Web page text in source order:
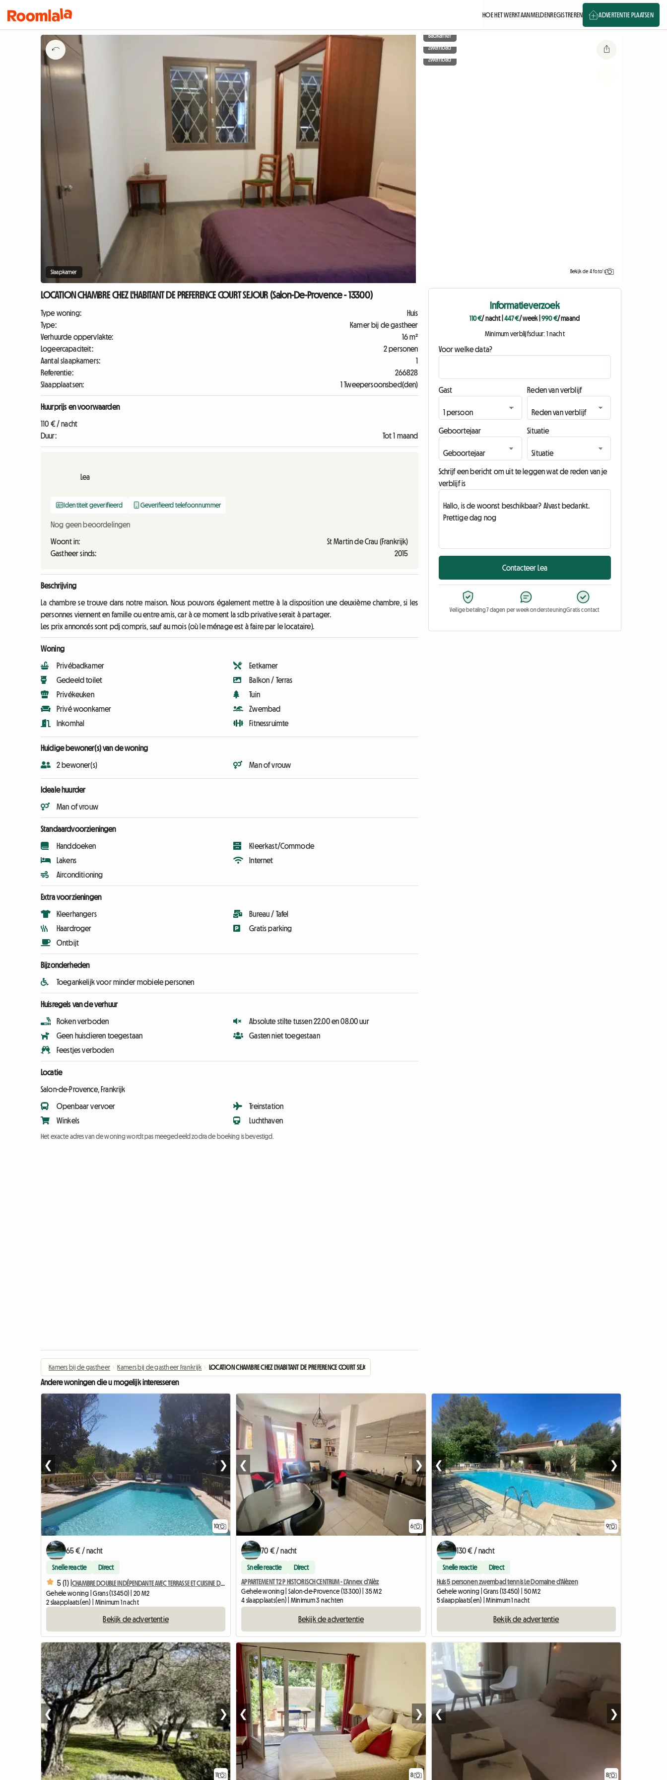
HOE HET WERKTAANMELDENREGISTREREN ADVERTENTIE PLAATSEN
Slaapkamer
Badkamer
Zwembad
Zwembad
Bekijk de 4 foto's
LOCATION CHAMBRE CHEZ L'HABITANT DE PREFERENCE COURT SEJOUR (Salon-De-Provence - 13300)
Type woning:
Huis
Type:
Kamer bij de gastheer
Verhuurde oppervlakte:
16 m²
Logeercapaciteit:
2 personen
Aantal slaapkamers:
1
Referentie:
266828
Slaapplaatsen:
1 Tweepersoonsbed(den)
Huurprijs en voorwaarden
110 € / nacht
Duur:
Tot 1 maand
Lea
Identiteit geverifieerd Geverifieerd telefoonnummer
Nog geen beoordelingen
Woont in:
St Martin de Crau (Frankrijk)
Gastheer sinds:
2015
Beschrijving
La chambre se trouve dans notre maison. Nous pouvons également mettre à la disposition une deuxième chambre, si les
personnes viennent en famille ou entre amis, car à ce moment la sdb privative serait à partager.
Les prix annoncés sont pdj compris, sauf au mois (où le ménage est à faire par le locataire).
Woning
Privébadkamer
Gedeeld toilet
Privékeuken
Privé woonkamer
Inkomhal
Eetkamer
Balkon / Terras
Tuin
Zwembad
Fitnessruimte
Huidige bewoner(s) van de woning
2 bewoner(s) Man of vrouw
Ideale huurder
Man of vrouw
Standaardvoorzieningen
Handdoeken
Lakens
Airconditioning
Kleerkast/Commode
Internet
Extra voorzieningen
Kleerhangers
Haardroger
Ontbijt
Bureau / Tafel
Gratis parking
Bijzonderheden
Toegankelijk voor minder mobiele personen
Huisregels van de verhuur
Roken verboden
Geen huisdieren toegestaan
Feestjes verboden
Absolute stilte tussen 22.00 en 08.00 uur
Gasten niet toegestaan
Locatie
Salon-de-Provence, Frankrijk
Openbaar vervoer
Winkels
Treinstation
Luchthaven
Het exacte adres van de woning wordt pas meegedeeld zodra de boeking is bevestigd.
Informatieverzoek
110 €/ nacht| 447 €/ week|990 €/ maand
Minimum verblijfsduur: 1 nacht
Voor welke data?
Gast Reden van verblijf
Geboortejaar Situatie
Schrijf een bericht om uit te leggen wat de reden van je
verblijf is
Contacteer Lea
Veilige betaling7 dagen per week ondersteuningGratis contact
Kamers bij de gastheer › Kamers bij de gastheer Frankrijk › LOCATION CHAMBRE CHEZ L'HABITANT DE PREFERENCE COURT SEJOUR
Andere woningen die u mogelijk interesseren
10
❮ ❯
65 € / nacht
Snelle reactie Direct
5 (1) |
CHAMBRE DOUBLE INDÉPENDANTE AVEC TERRASSE ET CUISINE D’ÉTÉ
Gehele woning | Grans (13450) | 20 M2
2 slaapplaats(en) | Minimum 1 nacht
Bekijk de advertentie
6
❮ ❯
70 € / nacht
Snelle reactie Direct
APPARTEMENT T2 P HISTORISCH CENTRUM - L’Annex d’Alèz
Gehele woning | Salon-de-Provence (13300) | 35 M2
4 slaapplaats(en) | Minimum 3 nachten
Bekijk de advertentie
9
❮ ❯
130 € / nacht
Snelle reactie Direct
Huis 5 personen zwembad tennis Le Domaine d'Alèzen
Gehele woning | Grans (13450) | 50 M2
5 slaapplaats(en) | Minimum 1 nacht
Bekijk de advertentie
11
❮ ❯
8
❮ ❯
8
❮ ❯